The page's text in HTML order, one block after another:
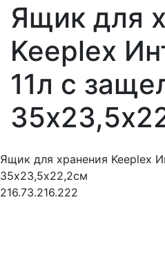
Ящик для
Keeplex
11л с
Ящик для хранения Keeplex
35х23,5х22,2см
216.73.216.222